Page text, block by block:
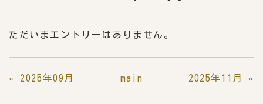
ただいまエントリーはありません。
« 2025年09月 main 2025年11月 »